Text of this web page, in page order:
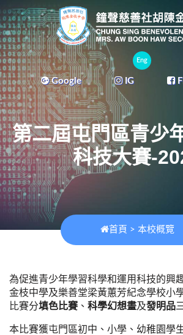
Eng
Google IG
第二屆屯門區青少
科技大賽-
首頁 > 本校概覽
為促進青少年學習科學和運用科技的興
金枝中學及樂善堂梁黃蕙芳紀念學校小
比賽分填色比賽 、 科學幻想畫及發明品
本比賽獲屯門區初中、小學、幼稚園學